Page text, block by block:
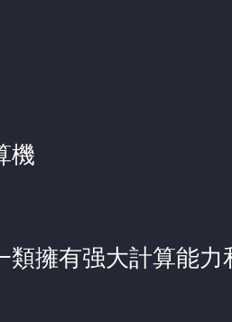
機
類擁有强大計算能